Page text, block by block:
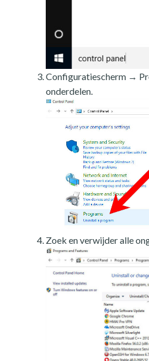
Configuratiescherm →
onderdelen.
Zoek en verwijder alle